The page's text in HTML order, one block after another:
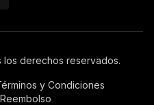
los derechos reservados.
y Condiciones